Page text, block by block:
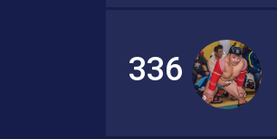
336